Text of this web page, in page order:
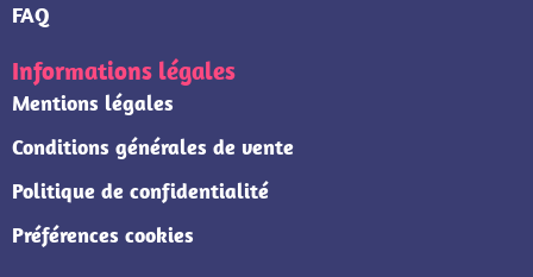
FAQ
Informations légales
Mentions légales
Conditions générales de vente
Politique de confidentialité
Préférences cookies